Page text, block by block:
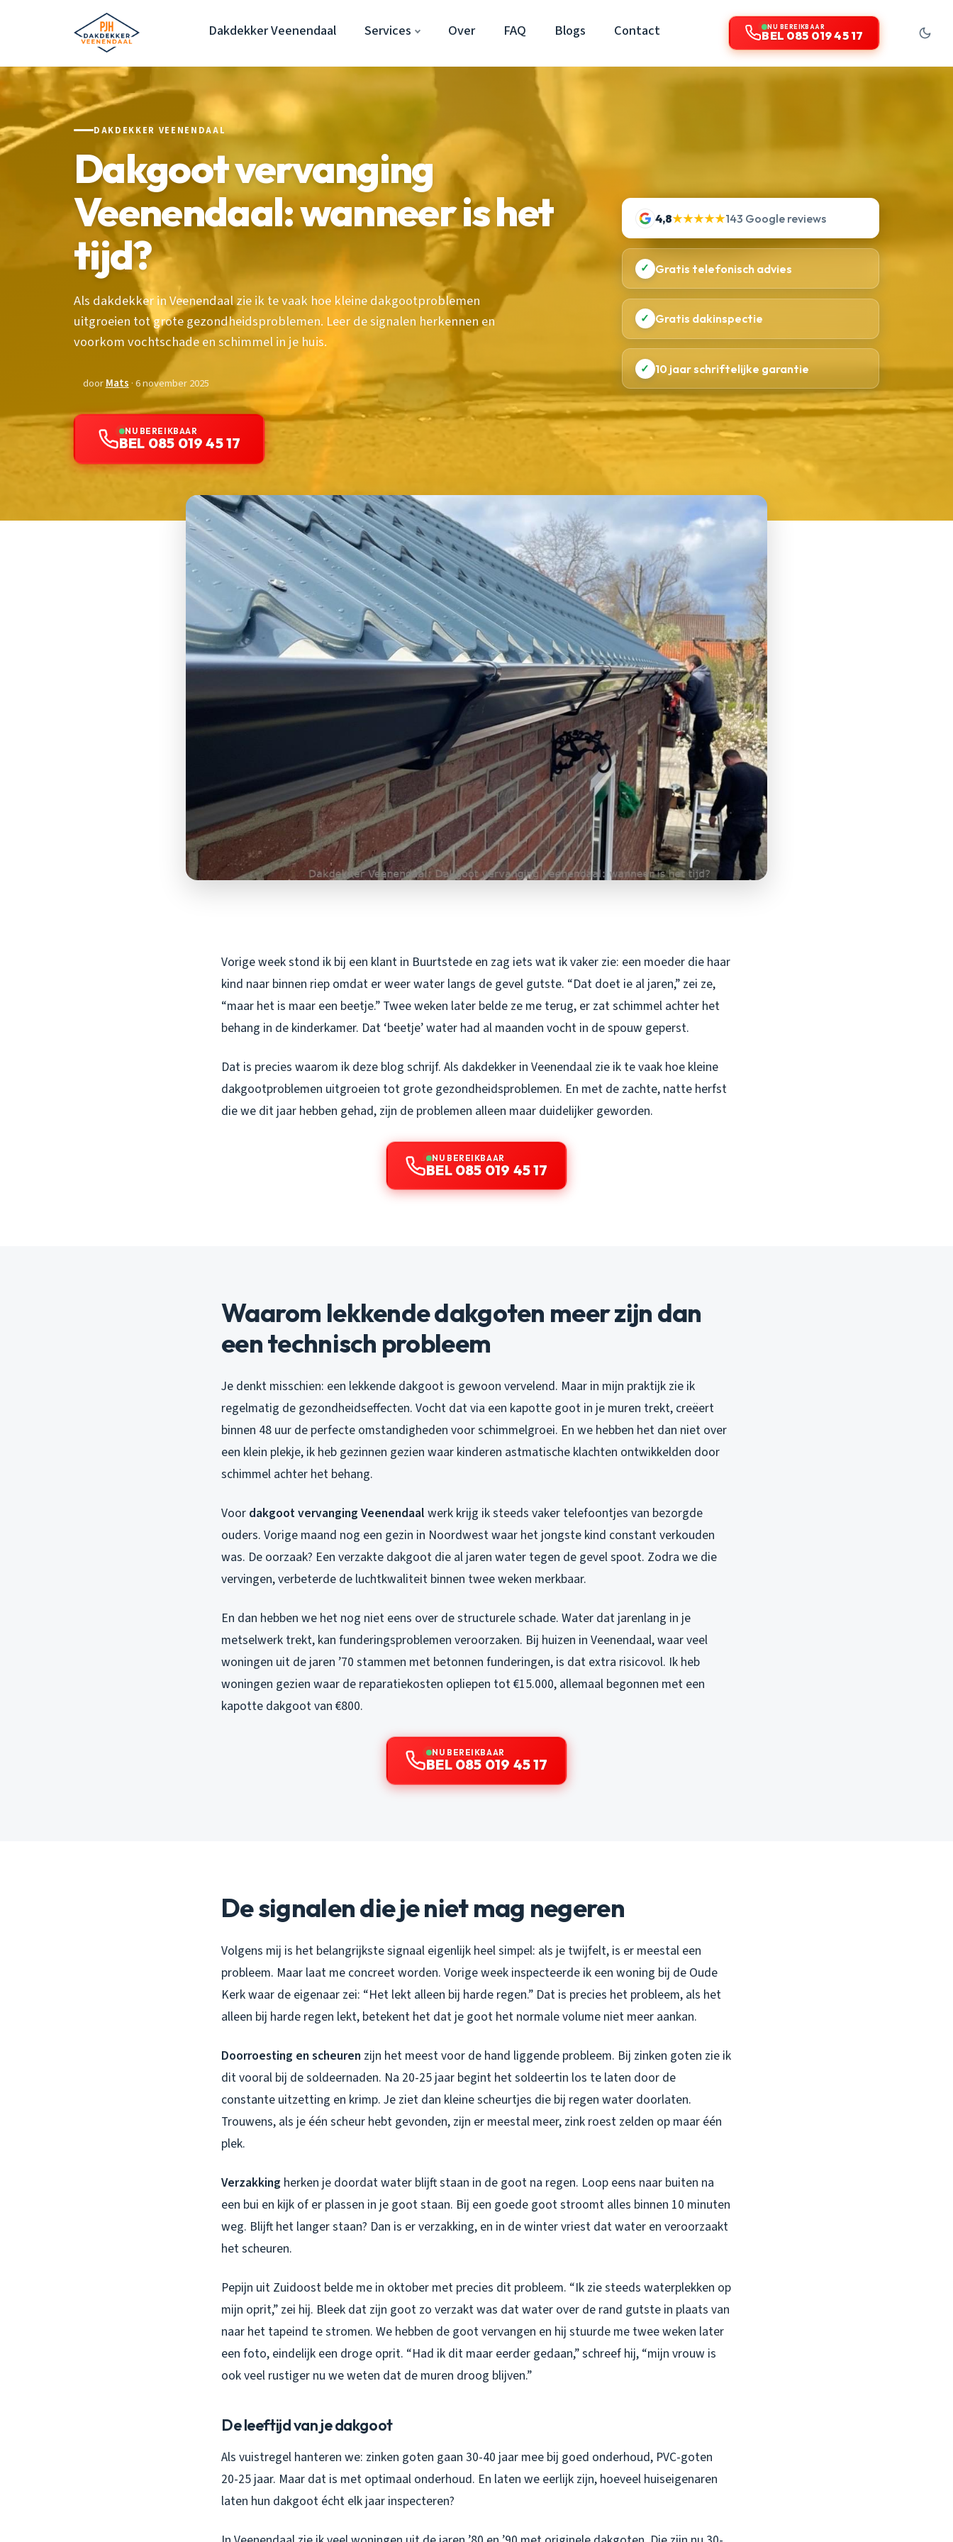
Dakdekker Veenendaal Services Over FAQ Blogs Contact NU BEREIKBAAR
BEL 085 019 45 17
DAKDEKKER VEENENDAAL
Dakgoot vervanging
Veenendaal: wanneer is het
tijd?
Als dakdekker in Veenendaal zie ik te vaak hoe kleine dakgootproblemen
uitgroeien tot grote gezondheidsproblemen. Leer de signalen herkennen en
voorkom vochtschade en schimmel in je huis.
doorMats · 6 november 2025
NU BEREIKBAAR
BEL 085 019 45 17
4,8★★★★★143 Google reviews
✓ Gratis telefonisch advies
✓ Gratis dakinspectie
✓ 10 jaar schriftelijke garantie
Vorige week stond ik bij een klant in Buurtstede en zag iets wat ik vaker zie: een moeder die haar
kind naar binnen riep omdat er weer water langs de gevel gutste. “Dat doet ie al jaren,” zei ze,
“maar het is maar een beetje.” Twee weken later belde ze me terug, er zat schimmel achter het
behang in de kinderkamer. Dat ‘beetje’ water had al maanden vocht in de spouw geperst.
Dat is precies waarom ik deze blog schrijf. Als dakdekker in Veenendaal zie ik te vaak hoe kleine
dakgootproblemen uitgroeien tot grote gezondheidsproblemen. En met de zachte, natte herfst
die we dit jaar hebben gehad, zijn de problemen alleen maar duidelijker geworden.
NU BEREIKBAAR
BEL 085 019 45 17
Waarom lekkende dakgoten meer zijn dan
een technisch probleem
Je denkt misschien: een lekkende dakgoot is gewoon vervelend. Maar in mijn praktijk zie ik
regelmatig de gezondheidseffecten. Vocht dat via een kapotte goot in je muren trekt, creëert
binnen 48 uur de perfecte omstandigheden voor schimmelgroei. En we hebben het dan niet over
een klein plekje, ik heb gezinnen gezien waar kinderen astmatische klachten ontwikkelden door
schimmel achter het behang.
Voor dakgoot vervanging Veenendaal werk krijg ik steeds vaker telefoontjes van bezorgde
ouders. Vorige maand nog een gezin in Noordwest waar het jongste kind constant verkouden
was. De oorzaak? Een verzakte dakgoot die al jaren water tegen de gevel spoot. Zodra we die
vervingen, verbeterde de luchtkwaliteit binnen twee weken merkbaar.
En dan hebben we het nog niet eens over de structurele schade. Water dat jarenlang in je
metselwerk trekt, kan funderingsproblemen veroorzaken. Bij huizen in Veenendaal, waar veel
woningen uit de jaren ’70 stammen met betonnen funderingen, is dat extra risicovol. Ik heb
woningen gezien waar de reparatiekosten opliepen tot €15.000, allemaal begonnen met een
kapotte dakgoot van €800.
NU BEREIKBAAR
BEL 085 019 45 17
De signalen die je niet mag negeren
Volgens mij is het belangrijkste signaal eigenlijk heel simpel: als je twijfelt, is er meestal een
probleem. Maar laat me concreet worden. Vorige week inspecteerde ik een woning bij de Oude
Kerk waar de eigenaar zei: “Het lekt alleen bij harde regen.” Dat is precies het probleem, als het
alleen bij harde regen lekt, betekent het dat je goot het normale volume niet meer aankan.
Doorroesting en scheuren zijn het meest voor de hand liggende probleem. Bij zinken goten zie ik
dit vooral bij de soldeernaden. Na 20-25 jaar begint het soldeertin los te laten door de
constante uitzetting en krimp. Je ziet dan kleine scheurtjes die bij regen water doorlaten.
Trouwens, als je één scheur hebt gevonden, zijn er meestal meer, zink roest zelden op maar één
plek.
Verzakking herken je doordat water blijft staan in de goot na regen. Loop eens naar buiten na
een bui en kijk of er plassen in je goot staan. Bij een goede goot stroomt alles binnen 10 minuten
weg. Blijft het langer staan? Dan is er verzakking, en in de winter vriest dat water en veroorzaakt
het scheuren.
Pepijn uit Zuidoost belde me in oktober met precies dit probleem. “Ik zie steeds waterplekken op
mijn oprit,” zei hij. Bleek dat zijn goot zo verzakt was dat water over de rand gutste in plaats van
naar het tapeind te stromen. We hebben de goot vervangen en hij stuurde me twee weken later
een foto, eindelijk een droge oprit. “Had ik dit maar eerder gedaan,”schreef hij, “mijn vrouw is
ook veel rustiger nu we weten dat de muren droog blijven.”
De leeftijd van je dakgoot
Als vuistregel hanteren we: zinken goten gaan 30-40 jaar mee bij goed onderhoud, PVC-goten
20-25 jaar. Maar dat is met optimaal onderhoud. En laten we eerlijk zijn, hoeveel huiseigenaren
laten hun dakgoot écht elk jaar inspecteren?